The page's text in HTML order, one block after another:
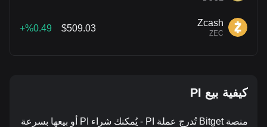
Zcash
ZEC
$509.03
%0.49+
كيفية بيع PI
منصة Bitget تُدرج عملة PI - يُمكنك شراء PI أو بيعها بسرعة